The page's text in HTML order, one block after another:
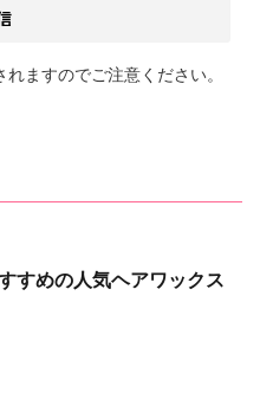
ますのでご注意ください。
すめの人気ヘアワックス